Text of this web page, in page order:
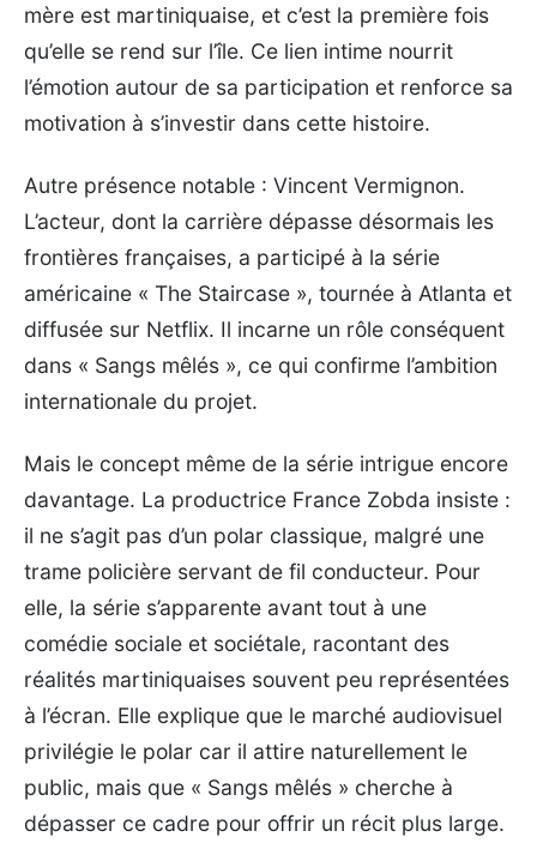
mère est martiniquaise, et c’est la première fois
qu’elle se rend sur l’île. Ce lien intime nourrit
l’émotion autour de sa participation et renforce sa
motivation à s’investir dans cette histoire.
Autre présence notable : Vincent Vermignon.
L’acteur, dont la carrière dépasse désormais les
frontières françaises, a participé à la série
américaine « The Staircase », tournée à Atlanta et
diffusée sur Netflix. Il incarne un rôle conséquent
dans « Sangs mêlés », ce qui confirme l’ambition
internationale du projet.
Mais le concept même de la série intrigue encore
davantage. La productrice France Zobda insiste :
il ne s’agit pas d’un polar classique, malgré une
trame policière servant de fil conducteur. Pour
elle, la série s’apparente avant tout à une
comédie sociale et sociétale, racontant des
réalités martiniquaises souvent peu représentées
à l’écran. Elle explique que le marché audiovisuel
privilégie le polar car il attire naturellement le
public, mais que « Sangs mêlés » cherche à
dépasser ce cadre pour offrir un récit plus large.